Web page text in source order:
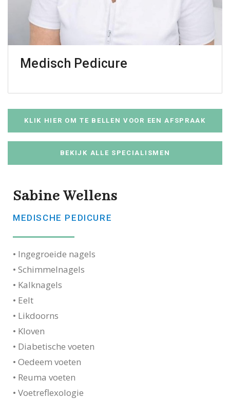
Medisch Pedicure
KLIK HIER OM TE BELLEN VOOR EEN AFSPRAAK
BEKIJK ALLE SPECIALISMEN
Sabine Wellens
MEDISCHE PEDICURE
• Ingegroeide nagels
• Schimmelnagels
• Kalknagels
• Eelt
• Likdoorns
• Kloven
• Diabetische voeten
• Oedeem voeten
• Reuma voeten
• Voetreflexologie